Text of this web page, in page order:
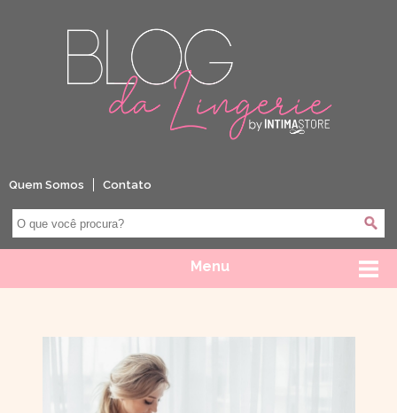
Quem Somos Contato
Menu